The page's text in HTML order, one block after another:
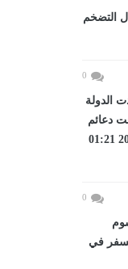
0.9% معدل التضخم
0
أعادت الدولة
دعائم
الاستقرار...اليوم الثلاثاء، 30 يونيو 2026 01:21
0
في